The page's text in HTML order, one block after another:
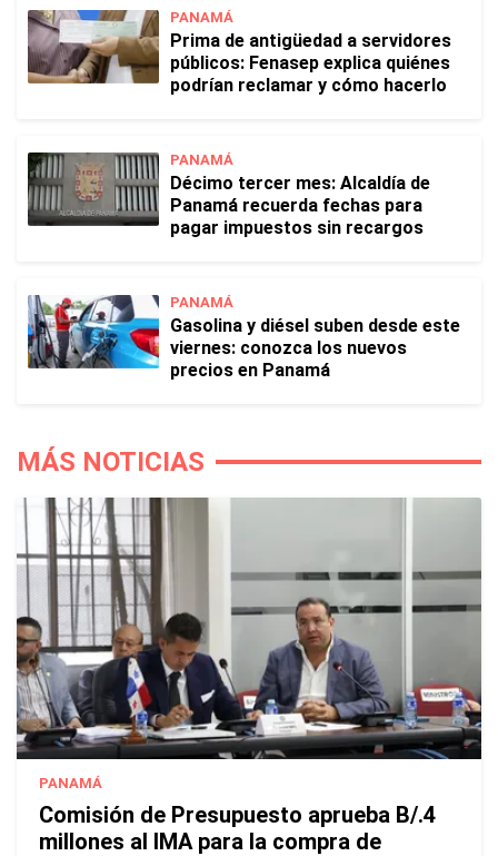
PANAMÁ
Prima de antigüedad a servidores
públicos: Fenasep explica quiénes
podrían reclamar y cómo hacerlo
PANAMÁ
Décimo tercer mes: Alcaldía de
Panamá recuerda fechas para
pagar impuestos sin recargos
PANAMÁ
Gasolina y diésel suben desde este
viernes: conozca los nuevos
precios en Panamá
MÁS NOTICIAS
PANAMÁ
Comisión de Presupuesto aprueba B/.4
millones al IMA para la compra de